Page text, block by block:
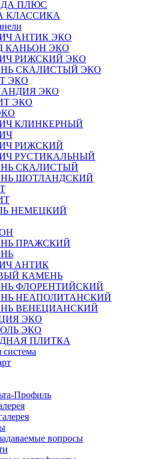
ПЛЮС
КЛАССИКА
АНТИК ЭКО
КАНЬОН ЭКО
РИЖСКИЙ ЭКО
СКАЛИСТЫЙ ЭКО
ЭКО
ЭКО
ЭКО
КЛИНКЕРНЫЙ
РИЖСКИЙ
РУСТИКАЛЬНЫЙ
СКАЛИСТЫЙ
ШОТЛАНДСКИЙ
НЕМЕЦКИЙ
ПРАЖСКИЙ
АНТИК
КАМЕНЬ
ФЛОРЕНТИЙСКИЙ
НЕАПОЛИТАНСКИЙ
ВЕНЕЦИАНСКИЙ
ЭКО
ЭКО
ПЛИТКА
система
Профиль
вопросы